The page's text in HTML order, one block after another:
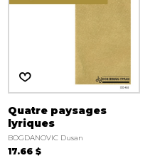
Quatre paysages
lyriques
BOGDANOVIC Dusan
17.66 $